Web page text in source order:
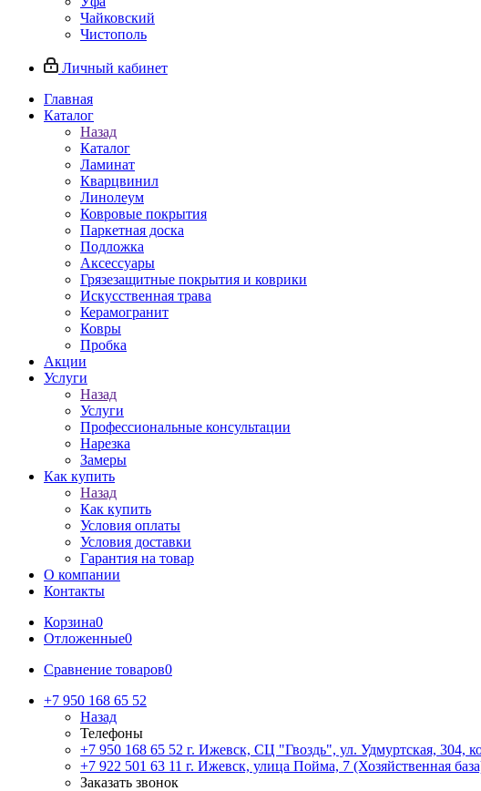
Чайковский
Чистополь
Личный кабинет
Главная
Каталог
Назад
Каталог
Ламинат
Кварцвинил
Линолеум
Ковровые покрытия
Паркетная доска
Подложка
Аксессуары
Грязезащитные покрытия и коврики
Искусственная трава
Керамогранит
Ковры
Пробка
Акции
Услуги
Назад
Услуги
Профессиональные консультации
Нарезка
Замеры
Как купить
Назад
Как купить
Условия оплаты
Условия доставки
Гарантия на товар
О компании
Контакты
Корзина0
Отложенные0
Сравнение товаров0
+7 950 168 65 52
Назад
Телефоны
+7 950 168 65 52 г. Ижевск, СЦ "Гвоздь", ул. Удмуртская, 304,
+7 922 501 63 11 г. Ижевск, улица Пойма, 7 (Хозяйственная
Заказать звонок